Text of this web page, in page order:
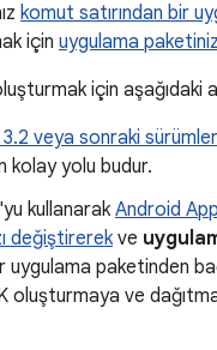
komut satırından bir
için uygulama
için aşağıdaki
veya sonraki
kolay yolu budur.
kullanarak Android
değiştirerekve
uygulama paketinden
oluşturmaya ve